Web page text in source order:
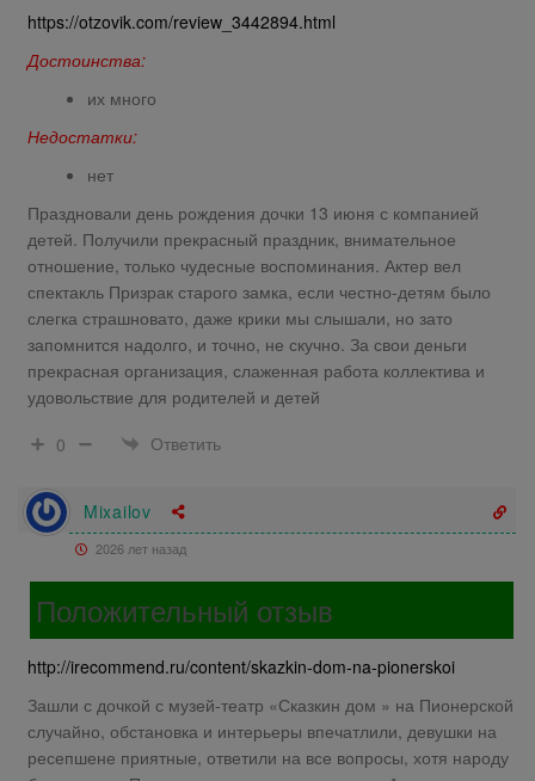
https://otzovik.com/review_3442894.html
Достоинства:
их много
Недостатки:
нет
Праздновали день рождения дочки 13 июня с компанией
детей. Получили прекрасный праздник, внимательное
отношение, только чудесные воспоминания. Актер вел
спектакль Призрак старого замка, если честно-детям было
слегка страшновато, даже крики мы слышали, но зато
запомнится надолго, и точно, не скучно. За свои деньги
прекрасная организация, слаженная работа коллектива и
удовольствие для родителей и детей
0
Ответить
Mixailov
2026 лет назад
Положительный отзыв
http://irecommend.ru/content/skazkin-dom-na-pionerskoi
Зашли с дочкой с музей-театр «Сказкин дом » на Пионерской
случайно, обстановка и интерьеры впечатлили, девушки на
ресепшене приятные, ответили на все вопросы, хотя народу